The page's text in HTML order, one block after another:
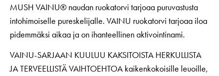
MUSH VAINU® naudan ruokatorvi tarjoaa puruvastusta
intohimoiselle pureskelijalle. VAINU ruokatorvi tarjoaa iloa
pidemmäksi aikaa ja on ihanteellinen aktivointinami.
VAINU-SARJAAN KUULUU KAKSITOISTA HERKULLISTA
JA TERVEELLISTÄ VAIHTOEHTOA kaikenkokoisille leuoille,